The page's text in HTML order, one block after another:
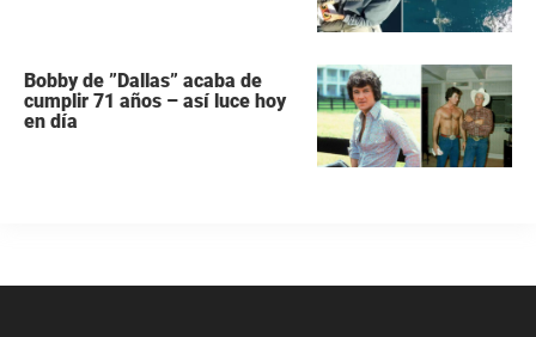
Bobby de ”Dallas” acaba de
cumplir 71 años – así luce hoy
en día